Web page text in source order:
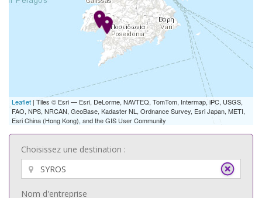
Leaflet | Tiles © Esri — Esri, DeLorme, NAVTEQ, TomTom, Intermap, iPC, USGS,
FAO, NPS, NRCAN, GeoBase, Kadaster NL, Ordnance Survey, Esri Japan, METI,
Esri China (Hong Kong), and the GIS User Community
Choisissez une destination :
Nom d'entreprise